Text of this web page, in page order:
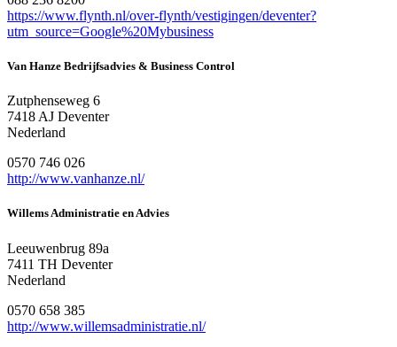
https://www.flynth.nl/over-flynth/vestigingen/deventer?
utm_source=Google%20Mybusiness
Van Hanze Bedrijfsadvies & Business Control
Zutphenseweg 6
7418 AJ Deventer
Nederland
0570 746 026
http://www.vanhanze.nl/
Willems Administratie en Advies
Leeuwenbrug 89a
7411 TH Deventer
Nederland
0570 658 385
http://www.willemsadministratie.nl/